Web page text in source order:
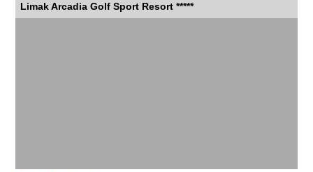
Limak Arcadia Golf Sport Resort *****